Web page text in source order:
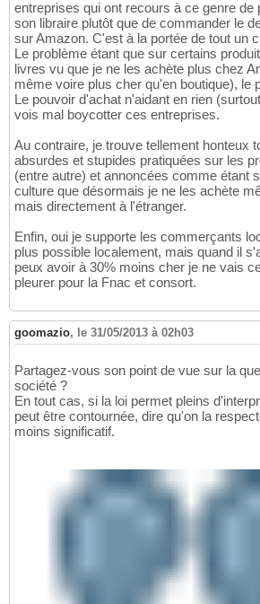
entreprises qui ont recours à ce genre de
son libraire plutôt que de commander le
sur Amazon. C'est à la portée de tout un
Le problème étant que sur certains
livres vu que je ne les achète plus chez
même voire plus cher qu'en boutique), le
Le pouvoir d'achat n'aidant en rien
vois mal boycotter ces entreprises.
Au contraire, je trouve tellement honteux
absurdes et stupides pratiquées sur les
(entre autre) et annoncées comme étant
culture que désormais je ne les achète
mais directement à l'étranger.
Enfin, oui je supporte les commerçants
plus possible localement, mais quand il
peux avoir à 30% moins cher je ne vais
pleurer pour la Fnac et consort.
goomazio, le 31/05/2013 à 02h03
Partagez-vous son point de vue sur la
société ?
En tout cas, si la loi permet pleins
peut être contournée, dire qu'on la
moins significatif.